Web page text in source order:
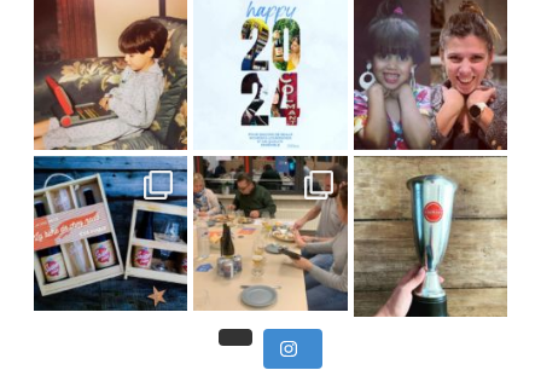
Et tou
] Ce week-end marque
Nous avons clôturé le modu
] Pendant